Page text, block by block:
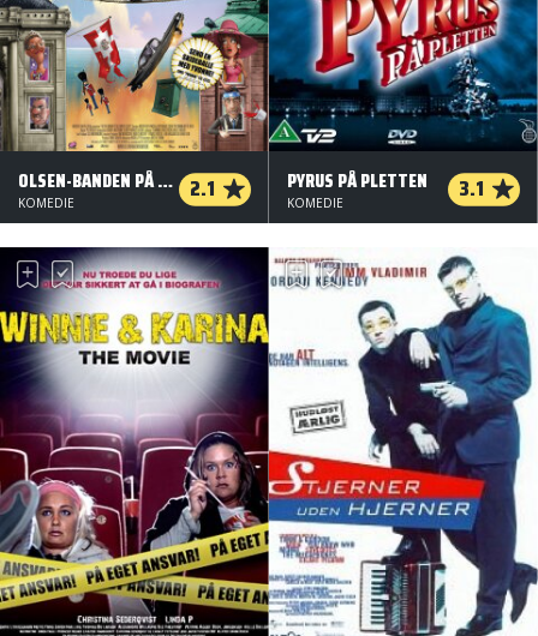
OLSEN-BANDEN PÅ DE BONEDE GULVE 2.1
KOMEDIE
PYRUS PÅ PLETTEN 3.1
KOMEDIE